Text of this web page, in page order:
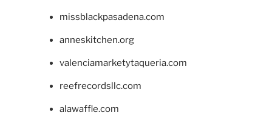
missblackpasadena.com
anneskitchen.org
valenciamarketytaqueria.com
reefrecordsllc.com
alawaffle.com